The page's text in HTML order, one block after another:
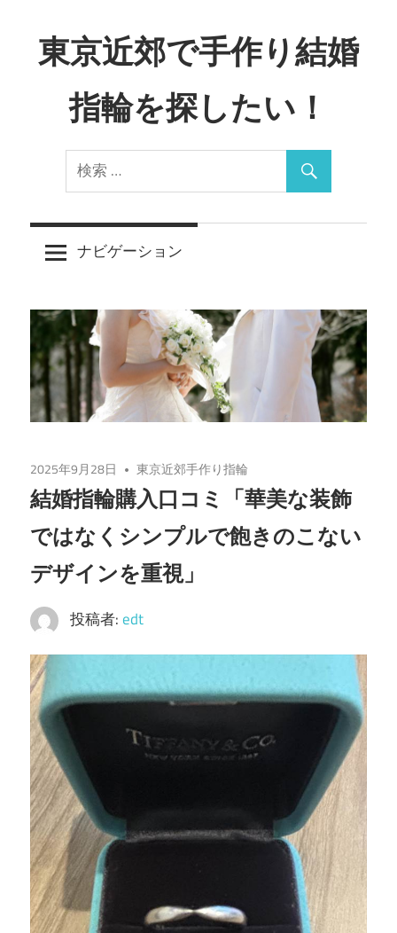
ン
テ
ッ
東京近郊で手作り結婚
指輪を探したい！
another
WordPress
site
ナビゲーション
2025年9月28日 東京近郊手作り指輪
結婚指輪購入口コミ「華美な装飾
ではなくシンプルで飽きのこない
デザインを重視」
投稿者:edt